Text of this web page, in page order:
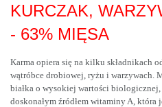
KURCZAK,
- 63% MIĘSA
Karma opiera się na kilku składnikach
wątróbce drobiowej, ryżu i warzywach.
białka o wysokiej wartości biologicznej,
doskonałym źródłem witaminy A, która